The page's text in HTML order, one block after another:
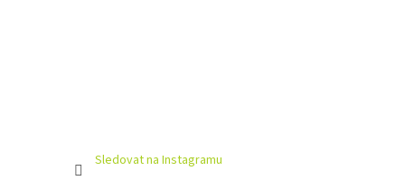
Sledovat na Instagramu